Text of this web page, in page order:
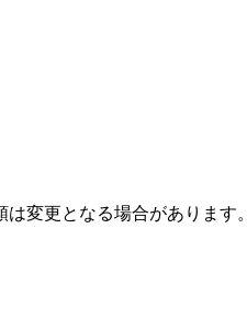
変更となる場合があります。